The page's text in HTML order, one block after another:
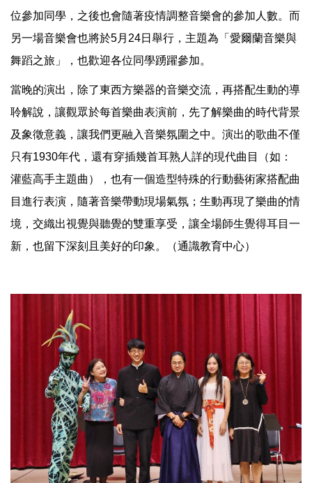
位參加同學，之後也會隨著疫情調整音樂會的參加人數。而
另一場音樂會也將於5月24日舉行，主題為「愛爾蘭音樂與
舞蹈之旅」，也歡迎各位同學踴躍參加。
當晚的演出，除了東西方樂器的音樂交流，再搭配生動的導
聆解說，讓觀眾於每首樂曲表演前，先了解樂曲的時代背景
及象徵意義，讓我們更融入音樂氛圍之中。演出的歌曲不僅
只有1930年代，還有穿插幾首耳熟人詳的現代曲目（如：
灌藍高手主題曲），也有一個造型特殊的行動藝術家搭配曲
目進行表演，隨著音樂帶動現場氣氛；生動再現了樂曲的情
境，交織出視覺與聽覺的雙重享受，讓全場師生覺得耳目一
新，也留下深刻且美好的印象。（通識教育中心）